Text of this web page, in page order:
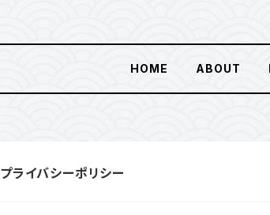
HOME ABOUT
プライバシーポリシー